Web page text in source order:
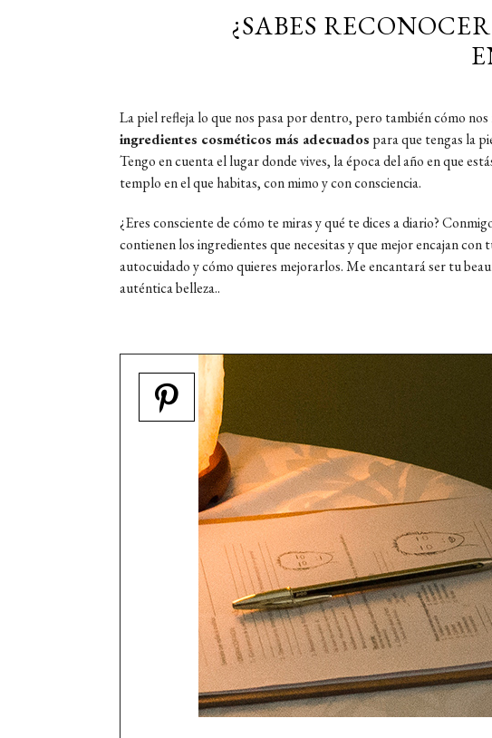
¿SABES
La piel refleja lo que nos pasa por dentro, pero también cómo
ingredientes cosméticos más adecuados para que tengas la
Tengo en cuenta el lugar donde vives, la época del año en que
templo en el que habitas, con mimo y con consciencia.
¿Eres consciente de cómo te miras y qué te dices a diario?
contienen los ingredientes que necesitas y que mejor encajan
autocuidado y cómo quieres mejorarlos. Me encantará ser tu
auténtica belleza..